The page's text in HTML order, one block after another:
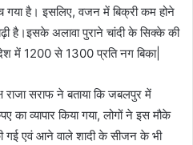
गया है। इसलिए, वजन में बिक्री कम होने
है।इसके अलावा पुराने चांदी के सिक्के की
में 1200 से 1300 प्रति नग बिका|
राजा सराफ ने बताया कि जबलपुर में
व्यापार किया गया, लोगों ने इस मौके
गई एवं आने वाले शादी के सीजन के भी